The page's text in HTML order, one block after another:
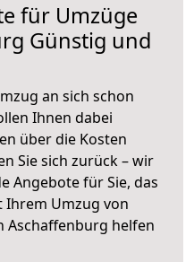
für Umzüge
Günstig und
an sich schon
Ihnen dabei
über die Kosten
Sie sich zurück – wir
Angebote für Sie, das
Ihrem Umzug von
Aschaffenburg helfen